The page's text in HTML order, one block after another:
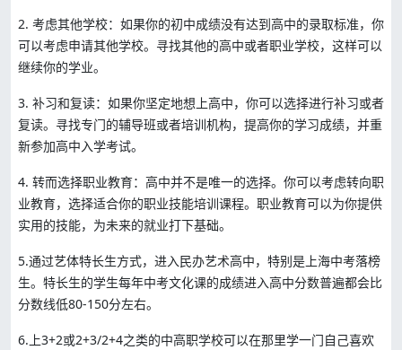
2. 考虑其他学校：如果你的初中成绩没有达到高中的录取标准，你
可以考虑申请其他学校。寻找其他的高中或者职业学校，这样可以
继续你的学业。
3. 补习和复读：如果你坚定地想上高中，你可以选择进行补习或者
复读。寻找专门的辅导班或者培训机构，提高你的学习成绩，并重
新参加高中入学考试。
4. 转而选择职业教育：高中并不是唯一的选择。你可以考虑转向职
业教育，选择适合你的职业技能培训课程。职业教育可以为你提供
实用的技能，为未来的就业打下基础。
5.通过艺体特长生方式，进入民办艺术高中，特别是上海中考落榜
生。特长生的学生每年中考文化课的成绩进入高中分数普遍都会比
分数线低80-150分左右。
6.上3+2或2+3/2+4之类的中高职学校可以在那里学一门自己喜欢